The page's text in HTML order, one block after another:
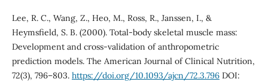
Lee, R. C., Wang, Z., Heo, M., Ross, R., Janssen, I., &
Heymsfield, S. B. (2000). Total-body skeletal muscle mass:
Development and cross-validation of anthropometric
prediction models. The American Journal of Clinical Nutrition,
72(3), 796–803. https://doi.org/10.1093/ajcn/72.3.796DOI: